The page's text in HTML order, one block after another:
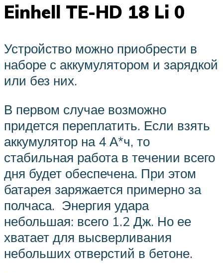
Einhell TE-HD 18 Li 0
Устройство можно приобрести в
наборе с аккумулятором и зарядкой
или без них.
В первом случае возможно
придется переплатить. Если взять
аккумулятор на 4 А*ч, то
стабильная работа в течении всего
дня будет обеспечена. При этом
батарея заряжается примерно за
полчаса. Энергия удара
небольшая: всего 1.2 Дж. Но ее
хватает для высверливания
небольших отверстий в бетоне.